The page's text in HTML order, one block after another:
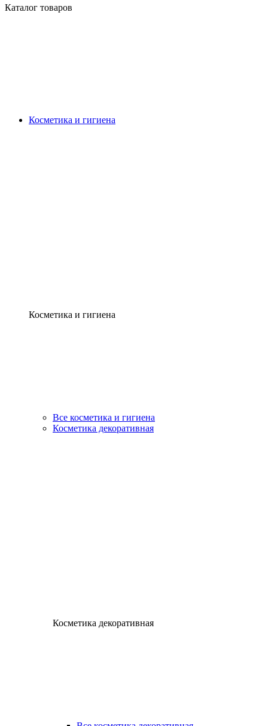
Каталог товаров
Косметика и гигиена
Косметика и гигиена
Все косметика и гигиена
Косметика декоративная
Косметика декоративная